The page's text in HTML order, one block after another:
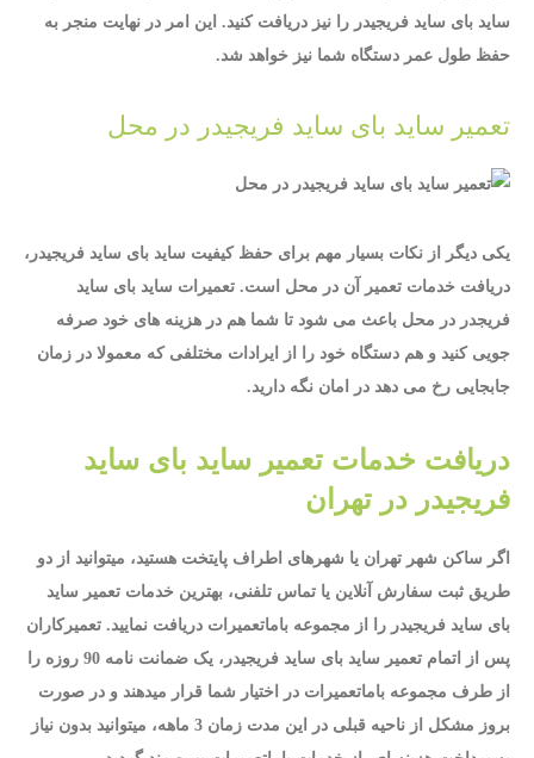
ساید بای ساید فریجیدر را نیز دریافت کنید. این امر در نهایت منجر به
حفظ طول عمر دستگاه شما نیز خواهد شد.
تعمیر ساید بای ساید فریجیدر در محل
یکی دیگر از نکات بسیار مهم برای حفظ کیفیت ساید بای ساید فریجیدر،
دریافت خدمات تعمیر آن در محل است. تعمیرات ساید بای ساید
فریجدر در محل باعث می شود تا شما هم در هزینه های خود صرفه
جویی کنید و هم دستگاه خود را از ایرادات مختلفی که معمولا در زمان
جابجایی رخ می دهد در امان نگه دارید.
دریافت خدمات تعمیر ساید بای ساید
فریجیدر در تهران
اگر ساکن شهر تهران یا شهرهای اطراف پایتخت هستید، میتوانید از دو
طریق ثبت سفارش آنلاین یا تماس تلفنی، بهترین خدمات تعمیر ساید
بای ساید فریجیدر را از مجموعه باماتعمیرات دریافت نمایید. تعمیرکاران
پس از اتمام تعمیر ساید بای ساید فریجیدر، یک ضمانت نامه 90 روزه را
از طرف مجموعه باماتعمیرات در اختیار شما قرار میدهند و در صورت
بروز مشکل از ناحیه قبلی در این مدت زمان 3 ماهه، میتوانید بدون نیاز